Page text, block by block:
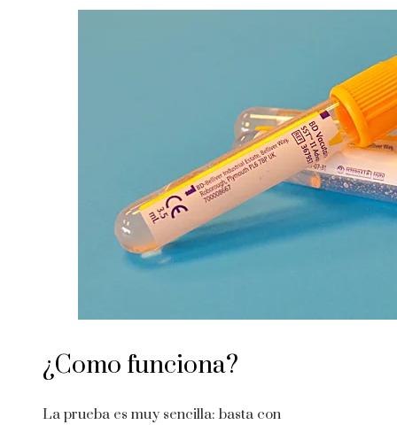
¿Como funciona?
La prueba es muy sencilla: basta con